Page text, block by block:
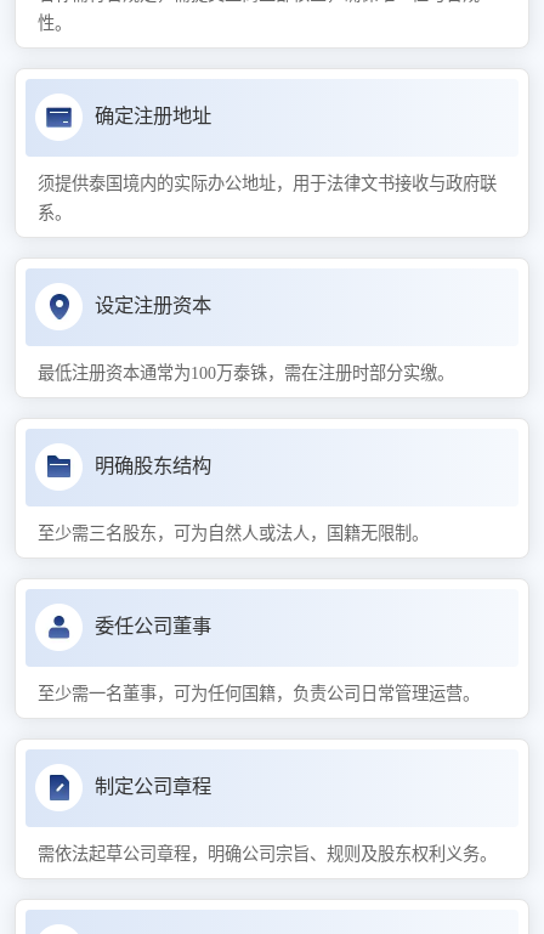
性。
确定注册地址
须提供泰国境内的实际办公地址，用于法律文书接收与政府联
系。
设定注册资本
最低注册资本通常为100万泰铢，需在注册时部分实缴。
明确股东结构
至少需三名股东，可为自然人或法人，国籍无限制。
委任公司董事
至少需一名董事，可为任何国籍，负责公司日常管理运营。
制定公司章程
需依法起草公司章程，明确公司宗旨、规则及股东权利义务。